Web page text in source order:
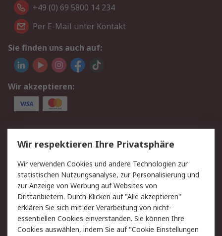
+49 (0) 69 5800 14 234
Per E-Mail unter Kontakt
Sie finden uns auch auf:
Wir akzeptieren:
Service
Value Added Services
Lieferlösungen
Rücksendungen
Kontakt
Hilfe
Privatkunden
Rechtliches
AGB
Datenschutz
Wir respektieren Ihre Privatsphäre
Wir verwenden Cookies und andere Technologien zur
statistischen Nutzungsanalyse, zur Personalisierung und
zur Anzeige von Werbung auf Websites von
Drittanbietern. Durch Klicken auf "Alle akzeptieren"
erklären Sie sich mit der Verarbeitung von nicht-
essentiellen Cookies einverstanden. Sie können Ihre
Cookies auswählen, indem Sie auf "Cookie Einstellungen